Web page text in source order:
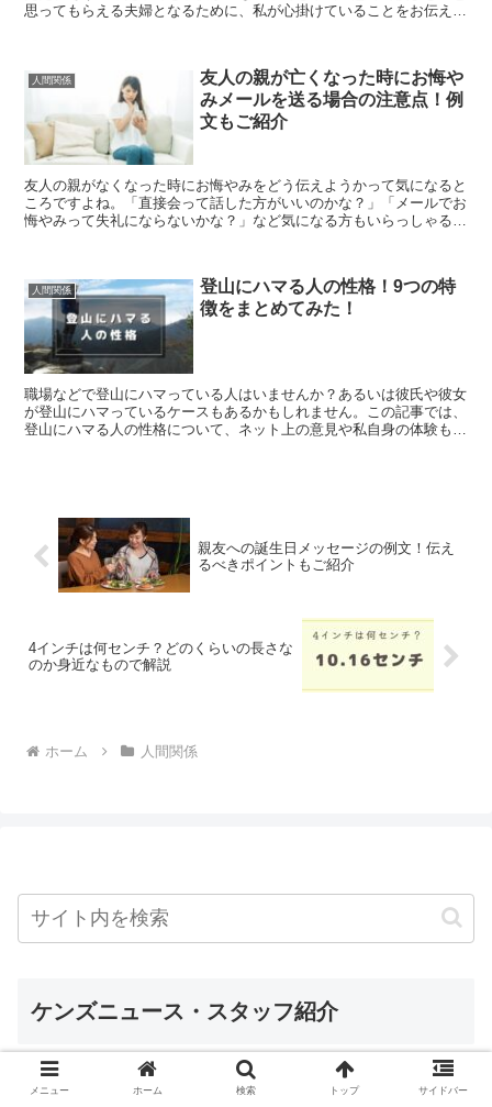
思ってもらえる夫婦となるために、私が心掛けていることをお伝えし
人間関係
友人の親が亡くなった時にお悔や
みメールを送る場合の注意点！例
文もご紹介
友人の親がなくなった時にお悔やみをどう伝えようかって気になると
ころですよね。「直接会って話した方がいいのかな？」「メールでお
悔やみって失礼にならないかな？」など気になる方もいらっしゃるの
人間関係
登山にハマる人の性格！9つの特
徴をまとめてみた！
職場などで登山にハマっている人はいませんか？あるいは彼氏や彼女
が登山にハマっているケースもあるかもしれません。この記事では、
登山にハマる人の性格について、ネット上の意見や私自身の体験もま
親友への誕生日メッセージの例文！伝え
るべきポイントもご紹介
4インチは何センチ？どのくらいの長さな
のか身近なもので解説
ホーム 人間関係
ケンズニュース・スタッフ紹介
メニュー ホーム 検索 トップ サイドバー